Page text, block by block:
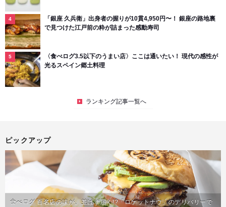
「銀座 久兵衛」出身者の握りが10貫4,950円〜！ 銀座の路地裏
で見つけた江戸前の粋が詰まった感動寿司
〈食べログ3.5以下のうまい店〉ここは通いたい！ 現代の感性が
光るスペイン郷土料理
ランキング記事一覧へ
ピックアップ
食べログ 百名店の味が、並ばず届く!?「ロケットナウ」のデリバリーで